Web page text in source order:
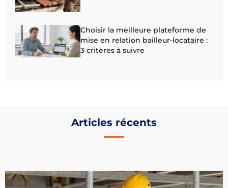
Choisir la meilleure plateforme de
mise en relation bailleur-locataire :
3 critères à suivre
Articles récents